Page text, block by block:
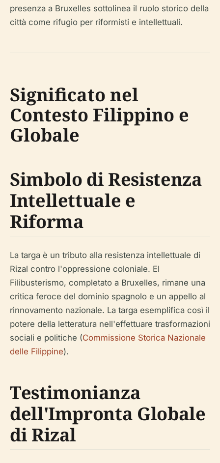
presenza a Bruxelles sottolinea il ruolo storico della
città come rifugio per riformisti e intellettuali.
Significato nel
Contesto Filippino e
Globale
Simbolo di Resistenza
Intellettuale e
Riforma
La targa è un tributo alla resistenza intellettuale di
Rizal contro l'oppressione coloniale. El
Filibusterismo, completato a Bruxelles, rimane una
critica feroce del dominio spagnolo e un appello al
rinnovamento nazionale. La targa esemplifica così il
potere della letteratura nell'effettuare trasformazioni
sociali e politiche (Commissione Storica Nazionale
delle Filippine).
Testimonianza
dell'Impronta Globale
di Rizal